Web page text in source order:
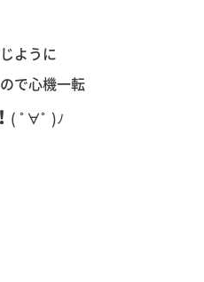
ように
で心機一転
( ﾟ∀ﾟ )ﾉ